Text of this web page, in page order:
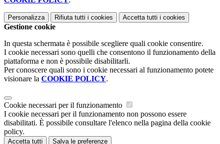
Personalizza Rifiuta tutti i cookies Accetta tutti i cookies
Gestione cookie
In questa schermata è possibile scegliere quali cookie consentire.
I cookie necessari sono quelli che consentono il funzionamento della
piattaforma e non è possibile disabilitarli.
Per conoscere quali sono i cookie necessari al funzionamento potete
visionare la COOKIE POLICY.
Cookie necessari per il funzionamento
I cookie necessari per il funzionamento non possono essere
disabilitati. È possibile consultare l'elenco nella pagina della cookie
policy.
Accetta tutti Salva le preferenze